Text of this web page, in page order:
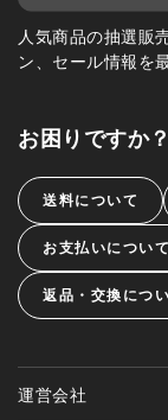
人気商品の抽選販
ン、セール情報を
お困りですか？
送料について
お支払いについて
返品・交換につ
運営会社